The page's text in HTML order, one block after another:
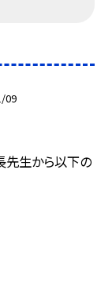
09
先生から以下の